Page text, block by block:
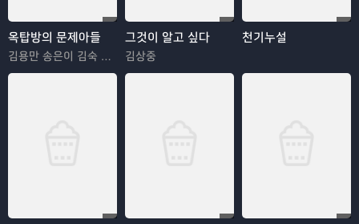
옥탑방의 문제아들
김용만 송은이 김숙 정형돈 민경훈
그것이 알고 싶다
김상중
천기누설